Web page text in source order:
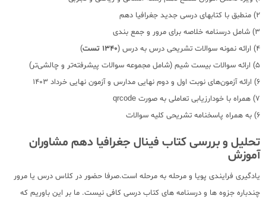
2) منطبق با کتابهای درسی جدید جغرافیا دهم
3) شامل درسنامه خلاصه برای مرور و جمع بندی
4) ارائه نمونه سوالات تشریحی درس به درس (
1340 تست
)
5) ارائه سوالات بیست شیم (شامل مجموعه سوالات پیشرفته‌تر و چالشی‌تر)
6) ارائه آزمون‌های نوبت اول و دوم نهایی مدارس و آزمون نهایی خرداد 1403
7) همراه با خودارزیابی تعاملی به صورت qrcode
6) به همراه پاسخنامه تشریحی کلیه سوالات
تحلیل و بررسی کتاب فینال جغرافیا دهم مشاوران
آموزش
یادگیری فرایندی پویا و مرحله به مرحله است.صرفا حضور در کلاس درس یا مرور
چندباره جزوه ها و درسنامه های کتاب درسی کافی نیست. ما بر این باوریم که